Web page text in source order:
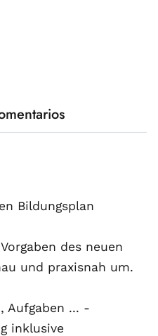
Bildungsplan
des neuen
und praxisnah um.
Aufgaben ... -
inklusive